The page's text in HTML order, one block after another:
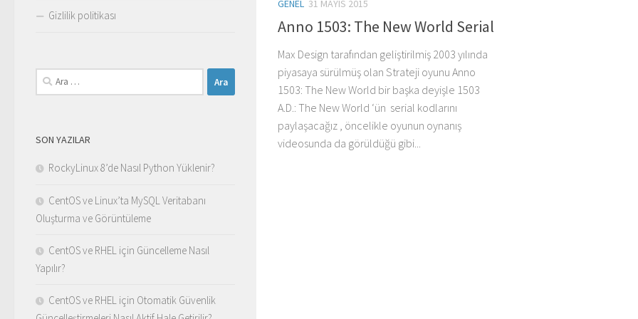
GENEL 31 MAYIS 2015
Anno 1503: The New World Serial
Max Design tarafından geliştirilmiş 2003 yılında
piyasaya sürülmüş olan Strateji oyunu Anno
1503: The New World bir başka deyişle 1503
A.D.: The New World ‘ün serial kodlarını
paylaşacağız , öncelikle oyunun oynanış
videosunda da görüldüğü gibi...
Gizlilik politikası
Arama:
SON YAZILAR
RockyLinux 8’de Nasıl Python Yüklenir?
CentOS ve Linux’ta MySQL Veritabanı
Oluşturma ve Görüntüleme
CentOS ve RHEL için Güncelleme Nasıl
Yapılır?
CentOS ve RHEL için Otomatik Güvenlik